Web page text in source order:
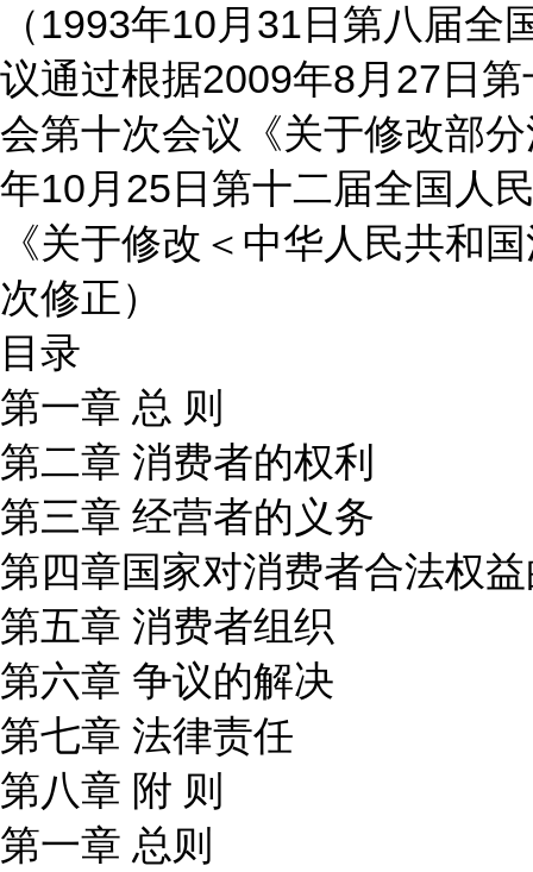
（1993年10月31日第八届
议通过根据2009年8月27日
会第十次会议《关于修改部
年10月25日第十二届全国人
《关于修改＜中华人民共和
次修正）
目录
第一章 总 则
第二章 消费者的权利
第三章 经营者的义务
第四章国家对消费者合法权
第五章 消费者组织
第六章 争议的解决
第七章 法律责任
第八章 附 则
第一章 总则